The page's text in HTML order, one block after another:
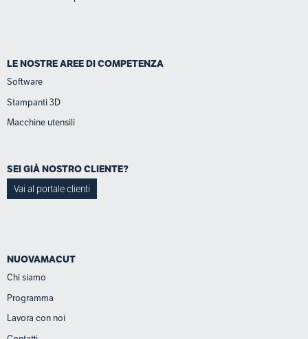
LE NOSTRE AREE DI COMPETENZA
Software
Stampanti 3D
Macchine utensili
SEI GIÀ NOSTRO CLIENTE?
Vai al portale clienti
NUOVAMACUT
Chi siamo
Programma
Lavora con noi